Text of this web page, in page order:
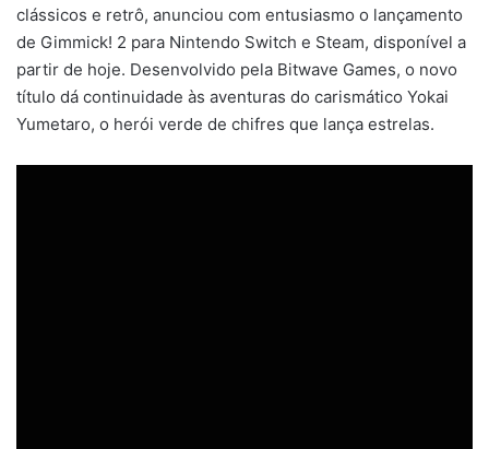
clássicos e retrô, anunciou com entusiasmo o lançamento
de Gimmick! 2 para Nintendo Switch e Steam, disponível a
partir de hoje. Desenvolvido pela Bitwave Games, o novo
título dá continuidade às aventuras do carismático Yokai
Yumetaro, o herói verde de chifres que lança estrelas.